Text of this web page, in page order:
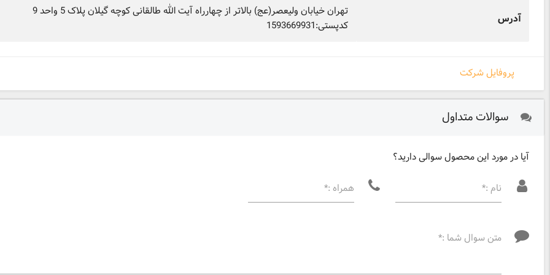
آدرس
تهران خیابان ولیعصر(عج) بالاتر از چهارراه آیت الله طالقانی کوچه گیلان پلاک 5 واحد 9
کدپستی:1593669931
پروفایل شرکت
سوالات متداول
آیا در مورد این محصول سوالی دارید؟
نام :* همراه :*
متن سوال شما :*